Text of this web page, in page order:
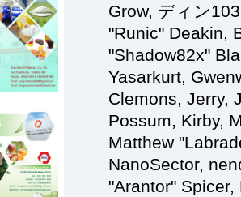
Grow, ディン
"Runic" Deakin,
"Shadow82x"
Yasarkurt,
Clemons, Jerry,
Possum, Kirby,
Matthew
NanoSector,
"Arantor"